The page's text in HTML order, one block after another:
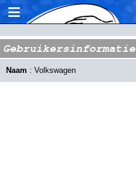
≡
Gebruikersinformatie
Naam : Volkswagen